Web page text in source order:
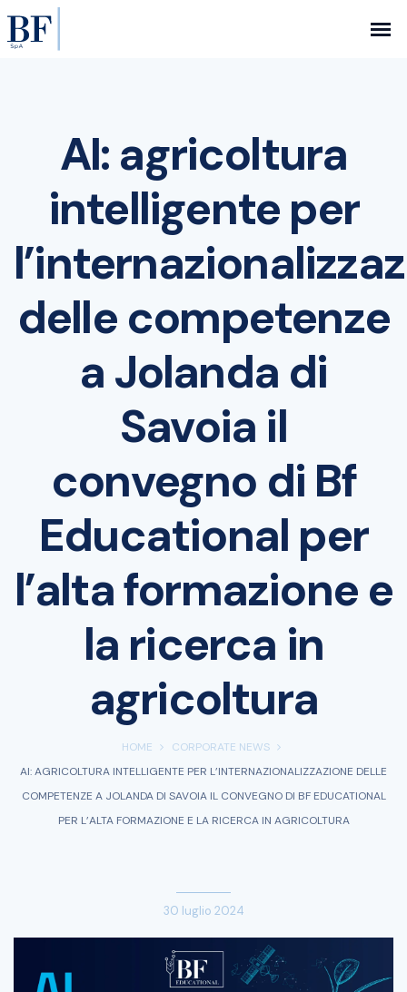
AI: agricoltura
intelligente per
delle competenze
a Jolanda di
Savoia il
convegno di Bf
Educational per
l’alta formazione e
la ricerca in
agricoltura
HOME
CORPORATE NEWS
AI: AGRICOLTURA INTELLIGENTE PER L’INTERNAZIONALIZZAZIONE DELLE
COMPETENZE A JOLANDA DI SAVOIA IL CONVEGNO DI BF EDUCATIONAL
PER L’ALTA FORMAZIONE E LA RICERCA IN AGRICOLTURA
30 luglio 2024